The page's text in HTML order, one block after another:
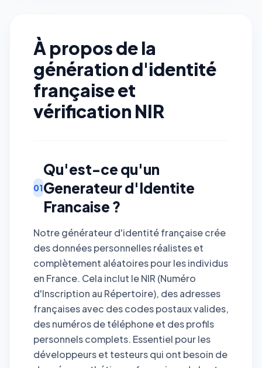
À propos de la
génération d'identité
française et
vérification NIR
01
Qu'est-ce qu'un
Generateur d'Identite
Francaise ?
Notre générateur d'identité française crée
des données personnelles réalistes et
complètement aléatoires pour les individus
en France. Cela inclut le NIR (Numéro
d'Inscription au Répertoire), des adresses
françaises avec des codes postaux valides,
des numéros de téléphone et des profils
personnels complets. Essentiel pour les
développeurs et testeurs qui ont besoin de